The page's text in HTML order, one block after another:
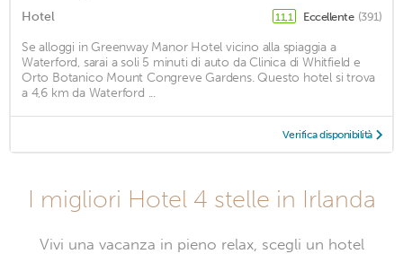
Hotel 11,1 Eccellente (391)
Se alloggi in Greenway Manor Hotel vicino alla spiaggia a
Waterford, sarai a soli 5 minuti di auto da Clinica di Whitfield e
Orto Botanico Mount Congreve Gardens. Questo hotel si trova
a 4,6 km da Waterford ...
Verifica disponibilità
I migliori Hotel 4 stelle in Irlanda
Vivi una vacanza in pieno relax, scegli un hotel